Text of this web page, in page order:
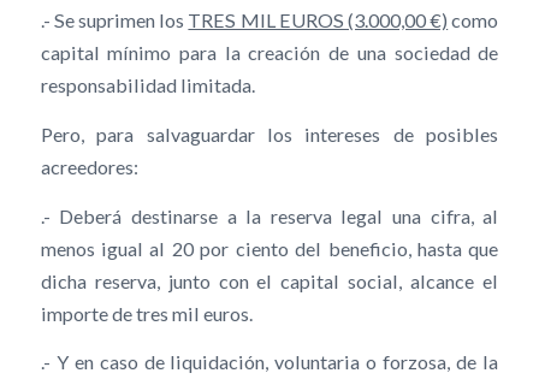
.- Se suprimen los TRES MIL EUROS (3.000,00 €) como
capital mínimo para la creación de una sociedad de
responsabilidad limitada.
Pero, para salvaguardar los intereses de posibles
acreedores:
.- Deberá destinarse a la reserva legal una cifra, al
menos igual al 20 por ciento del beneficio, hasta que
dicha reserva, junto con el capital social, alcance el
importe de tres mil euros.
.- Y en caso de liquidación, voluntaria o forzosa, de la